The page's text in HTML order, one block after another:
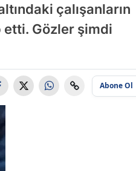
çalışanların
etti. Gözler şimdi
Abone Ol